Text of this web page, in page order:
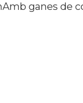
ganes de